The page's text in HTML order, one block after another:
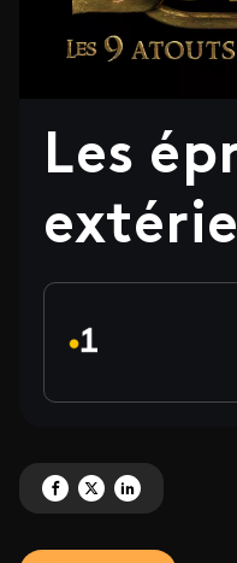
Les
Partagez 'Les épreuves
Partagez 'Les épreuves
Partagez 'Les